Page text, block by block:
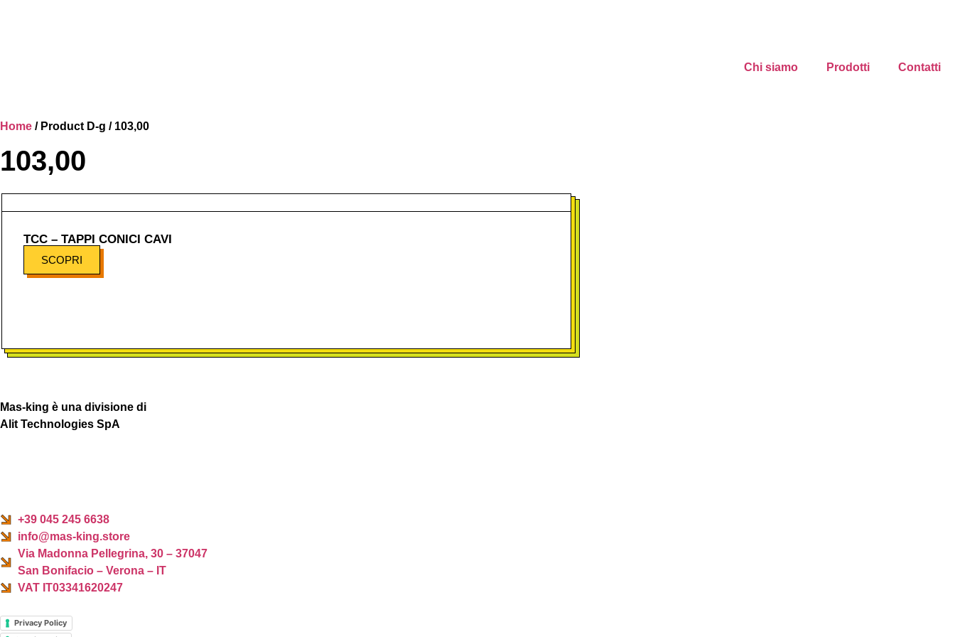
Chi siamo Prodotti Contatti
Home / Product D-g / 103,00
103,00
TCC – TAPPI CONICI CAVI
SCOPRI
Mas-king è una divisione di
Alit Technologies SpA
+39 045 245 6638
info@mas-king.store
Via Madonna Pellegrina, 30 – 37047
San Bonifacio – Verona – IT
VAT IT03341620247
Privacy Policy